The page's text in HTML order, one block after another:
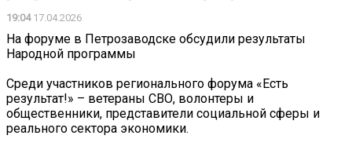
19:0417.04.2026
На форуме в Петрозаводске обсудили результаты
Народной программы
Среди участников регионального форума «Есть
результат!» – ветераны СВО, волонтеры и
общественники, представители социальной сферы и
реального сектора экономики.